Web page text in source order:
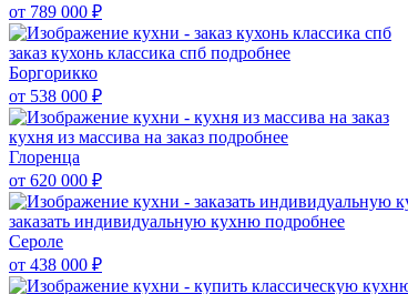
от 789 000 ₽
заказ кухонь классика спб подробнее
Боргорикко
от 538 000 ₽
кухня из массива на заказ подробнее
Глоренца
от 620 000 ₽
заказать индивидуальную кухню подробнее
Сероле
от 438 000 ₽